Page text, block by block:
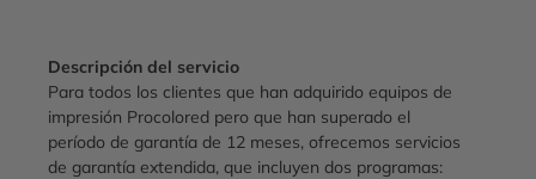
Descripción del servicio
Para todos los clientes que han adquirido equipos de
impresión Procolored pero que han superado el
período de garantía de 12 meses, ofrecemos servicios
de garantía extendida, que incluyen dos programas: